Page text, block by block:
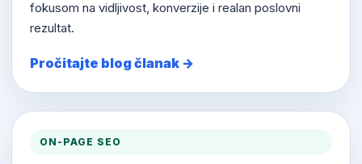
fokusom na vidljivost, konverzije i realan poslovni
rezultat.
Pročitajte blog članak →
ON-PAGE SEO